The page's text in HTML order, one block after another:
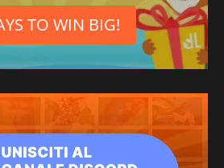
TO WIN BIG!